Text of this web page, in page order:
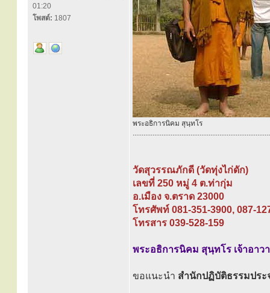
01:20
โพสต์: 1807
พระอธิการนิคม สุนฺทโร
............................................................................
วัดสุวรรณภักดี (วัดทุ่งไก่ดัก)
เลขที่ 250 หมู่ 4 ต.ท่ากุ่ม
อ.เมือง จ.ตราด 23000
โทรศัพท์ 081-351-3900, 087-
โทรสาร 039-528-159
พระอธิการนิคม สุนฺทโร เจ้าอาว
ขอแนะนำ สำนักปฏิบัติธรรมประ